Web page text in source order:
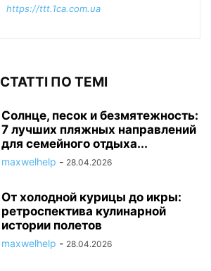
https://ttt.1ca.com.ua
СТАТТІ ПО ТЕМІ
Солнце, песок и безмятежность:
7 лучших пляжных направлений
для семейного отдыха...
maxwelhelp - 28.04.2026
От холодной курицы до икры:
ретроспектива кулинарной
истории полетов
maxwelhelp - 28.04.2026